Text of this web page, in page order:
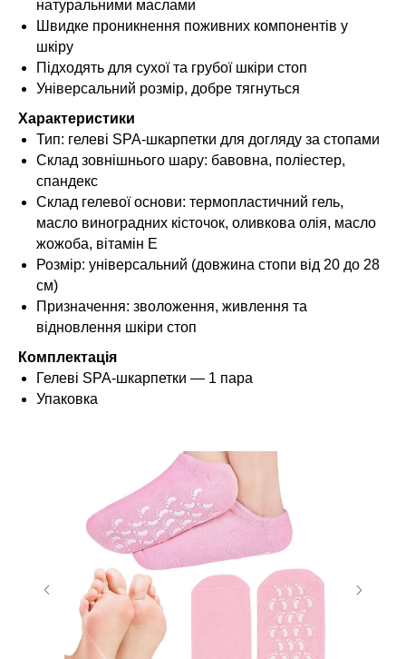
натуральними маслами
Швидке проникнення поживних компонентів у
шкіру
Підходять для сухої та грубої шкіри стоп
Універсальний розмір, добре тягнуться
Характеристики
Тип: гелеві SPA-шкарпетки для догляду за стопами
Склад зовнішнього шару: бавовна, поліестер,
спандекс
Склад гелевої основи: термопластичний гель,
масло виноградних кісточок, оливкова олія, масло
жожоба, вітамін Е
Розмір: універсальний (довжина стопи від 20 до 28
см)
Призначення: зволоження, живлення та
відновлення шкіри стоп
Комплектація
Гелеві SPA-шкарпетки — 1 пара
Упаковка